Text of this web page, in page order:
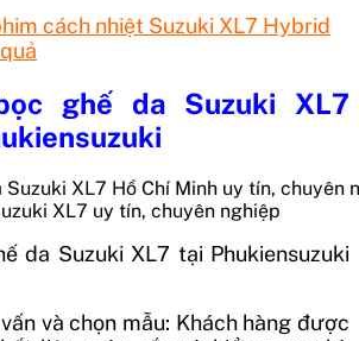
cách nhiệt Suzuki XL7 Hybrid
ghế da Suzuki XL7
XL7 uy tín, chuyên nghiệp
da Suzuki XL7 tại Phukiensuzuki
và chọn mẫu: Khách hàng được